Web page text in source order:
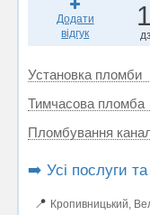
Додати
відгук
Установка пломби
Тимчасова пломба
Пломбування
➡️ Усі послуги та
📍 Кропивницький,